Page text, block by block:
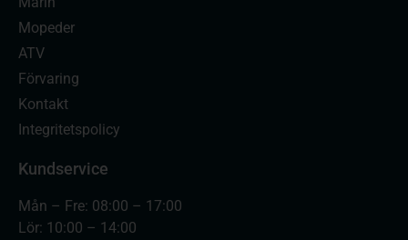
Mopeder
ATV
Förvaring
Kontakt
Integritetspolicy
Kundservice
Mån – Fre: 08:00 – 17:00
Lör: 10:00 – 14:00